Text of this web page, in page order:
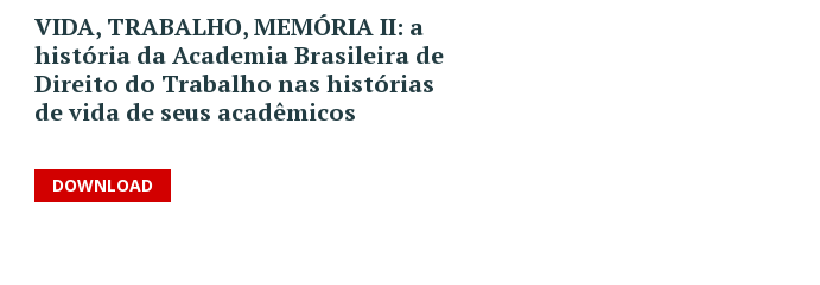
VIDA, TRABALHO, MEMÓRIA II: a
história da Academia Brasileira de
Direito do Trabalho nas histórias
de vida de seus acadêmicos
DOWNLOAD